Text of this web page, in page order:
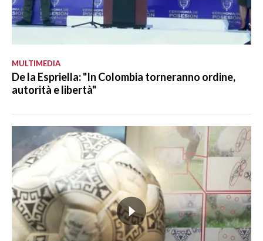
MULTIMEDIA
De la Espriella: "In Colombia torneranno ordine,
autorità e libertà"